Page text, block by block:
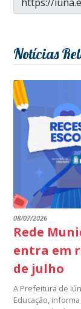
Notícias
08/07/2026
Rede
entra em
de julho
A Prefeitura de
Educação,